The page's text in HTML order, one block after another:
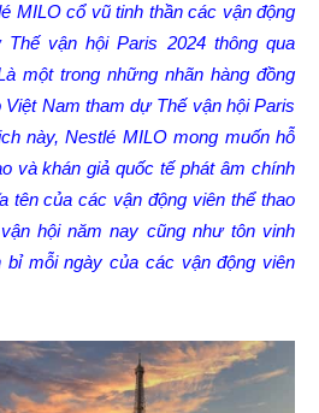
MILO cổ vũ tinh thần các vận động
vận hội Paris 2024 thông qua
một trong những nhãn hàng đồng
Nam tham dự Thế vận hội Paris
này, Nestlé MILO mong muốn hỗ
và khán giả quốc tế phát âm chính
tên của các vận động viên thể thao
hội năm nay cũng như tôn vinh
bỉ mỗi ngày của các vận động viên